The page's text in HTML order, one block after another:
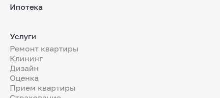
Ипотека
Услуги
Ремонт квартиры
Клининг
Дизайн
Оценка
Прием квартиры